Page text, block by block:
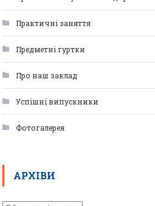
Практичні заняття
Предметні гуртки
Про наш заклад
Успішні випускники
Фотогалерея
АРХІВИ